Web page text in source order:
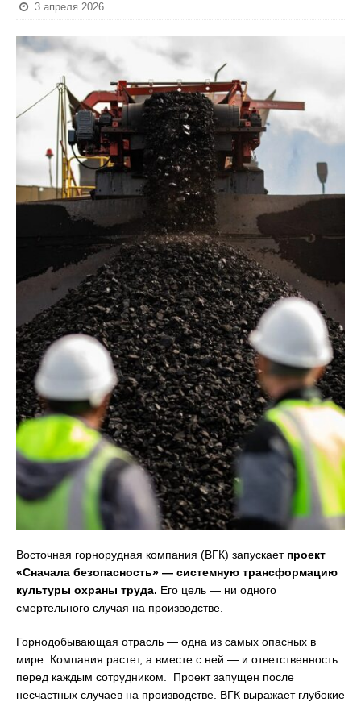
3 апреля 2026
Восточная горнорудная компания (ВГК) запускает проект
«Сначала безопасность» — системную трансформацию
культуры охраны труда. Его цель — ни одного
смертельного случая на производстве.
Горнодобывающая отрасль — одна из самых опасных в
мире. Компания растет, а вместе с ней — и ответственность
перед каждым сотрудником. Проект запущен после
несчастных случаев на производстве. ВГК выражает глубокие